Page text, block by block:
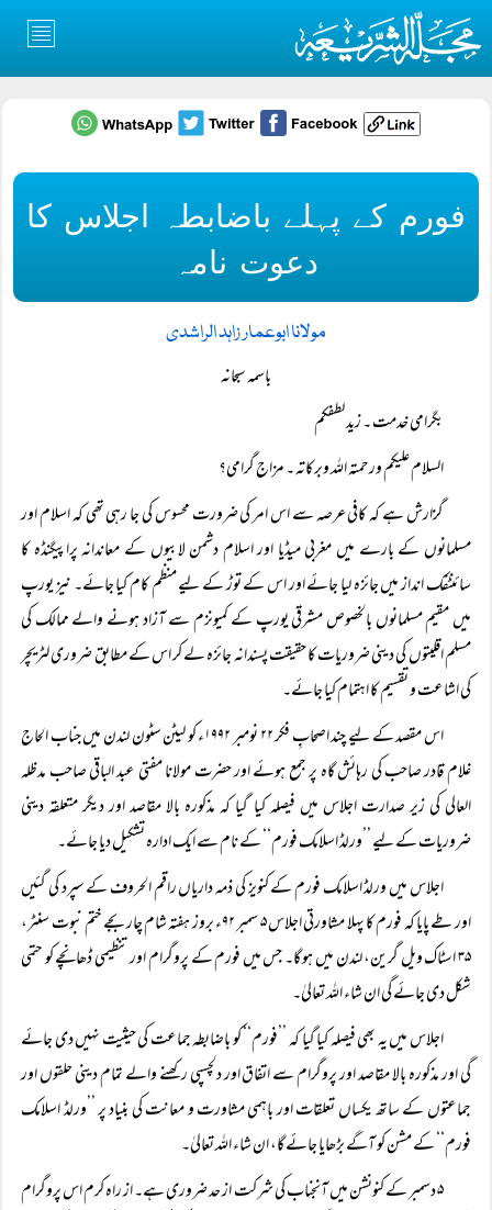
فورم کے پہلے باضابطہ اجلاس کا
دعوت نامہ
مولانا ابوعمار زاہد الراشدی
باسمہ سبحانہ
بگرامی خدمت ۔ زید لطفکم
السلام عليكم ورحمتہ اللہ وبركاتہ ۔ مزاج گرامی؟
گزارش ہے کہ کافی عرصہ سے اس امر کی ضرورت محسوس کی جا رہی تھی کہ اسلام اور
مسلمانوں کے بارے میں مغربی میڈیا اور اسلام دشمن لابیوں کے معاندانہ پراپیگنڈہ کا
سائنٹفک انداز میں جائزہ لیا جائے اور اس کے توڑ کے لیے منظم کام کیا جائے۔ نیز یورپ
میں مقیم مسلمانوں بالخصوص مشرقی یورپ کے کمیونزم سے آزاد ہونے والے ممالک کی
مسلم اقلیتوں کی دینی ضروریات کا حقیقت پسندانہ جائزہ لے کر اس کے مطابق ضروری لٹریچر
کی اشاعت و تقسیم کا اہتمام کیا جائے۔
اس مقصد کے لیے چند اصحابِ فکر ۲۲ نومبر ۱۹۹۲ء کو لیٹن سٹون لندن میں جناب الحاج
غلام قادر صاحب کی رہائش گاہ پر جمع ہوئے اور حضرت مولانا مفتی عبد الباقی صاحب مدظلہ
العالی کی زیر صدارت اجلاس میں فیصلہ کیا گیا کہ مذکورہ بالا مقاصد اور دیگر متعلقہ دینی
ضروریات کے لیے ’’ورلڈ اسلامک فورم‘‘ کے نام سے ایک ادارہ تشکیل دیا جائے۔
اجلاس میں ورلڈ اسلامک فورم کے کنویز کی ذمہ داریاں راقم الحروف کے سپرد کی گئیں
اور طے پایا کہ فورم کا پہلا مشاورتی اجلاس ۵ سمبر ۹۲ء بروز ہفتہ شام چار بجے ختم نبوت سنٹر،
۳۵ اسٹاک ویل گرین، لندن میں ہو گا۔ جس میں فورم کے پروگرام اور تنظیمی ڈھانچے کو حتمی
شکل دی جائے گی ان شاء اللہ تعالیٰ۔
اجلاس میں یہ بھی فیصلہ کیا گیا کہ ’’فورم‘‘ کو باضابطہ جماعت کی حیثیت نہیں دی جائے
گی اور مذکورہ بالا مقاصد اور پروگرام سے اتفاق اور دلچسپی رکھنے والے تمام دینی حلقوں اور
جماعتوں کے ساتھ یکساں تعلقات اور باہمی مشاورت و معانت کی بنیاد پر ’’ورلڈ اسلامک
فورم‘‘ کے مشن کو آگے بڑھایا جائے گا، ان شاء اللہ تعالیٰ۔
۵ دسمبر کے کنونشن میں آنجناب کی شرکت از حد ضروری ہے۔ از راہ کرم اس پروگرام